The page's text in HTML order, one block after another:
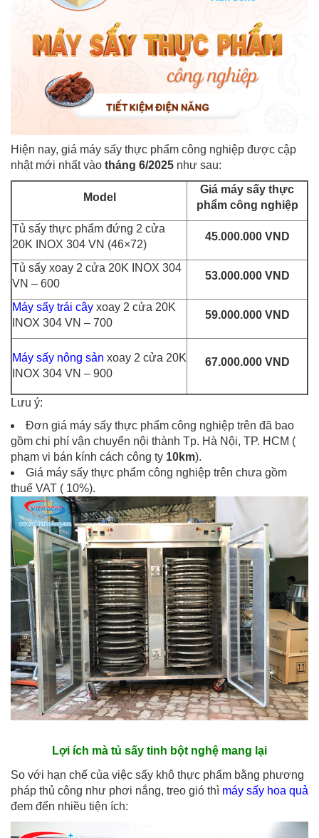
Hiện nay, giá máy sấy thực phẩm công nghiệp được cập
nhật mới nhất vào tháng 6/2025 như sau:
Model
Giá máy sấy thực
phẩm công nghiệp
Tủ sấy thực phẩm đứng 2 cửa
20K INOX 304 VN (46×72)
45.000.000 VND
Tủ sấy xoay 2 cửa 20K INOX 304
VN – 600
53.000.000 VND
Máy sấy trái cây xoay 2 cửa 20K
INOX 304 VN – 700
59.000.000 VND
Máy sấy nông sản xoay 2 cửa 20K
INOX 304 VN – 900
67.000.000 VND
Lưu ý:
Đơn giá máy sấy thực phẩm công nghiệp trên đã bao
gồm chi phí vận chuyển nội thành Tp. Hà Nội, TP. HCM (
phạm vi bán kính cách công ty 10km).
Giá máy sấy thực phẩm công nghiệp trên chưa gồm
thuế VAT ( 10%).
Lợi ích mà tủ sấy tinh bột nghệ mang lại
So với hạn chế của việc sấy khô thực phẩm bằng phương
pháp thủ công như phơi nắng, treo gió thì máy sấy hoa quả
đem đến nhiều tiện ích: